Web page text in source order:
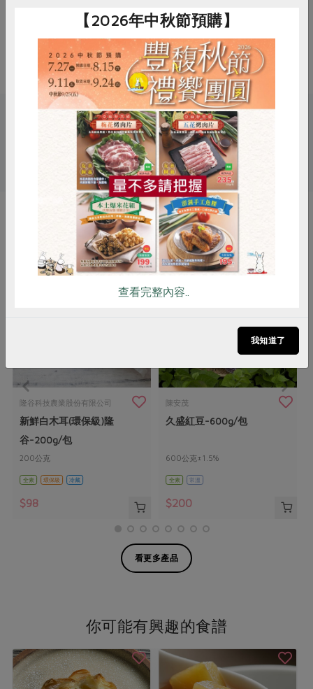
成份，如不食用酒類請注意
關鍵字
# 冬至 # 甜酒釀
你可能有興趣的產品
隆谷科技農業股份有限公司
新鮮白木耳(環保級)隆
谷-200g/包
200公克
全素 環保級 冷藏
$98
陳安茂
久盛紅豆-600g/包
600公克±1.5%
全素 常溫
$200
看更多產品
你可能有興趣的食譜
RPET 食譜 減硝酸鹽
雞蛋 食安 共同購買
【2026年中秋節預購】
查看完整內容..
我知道了